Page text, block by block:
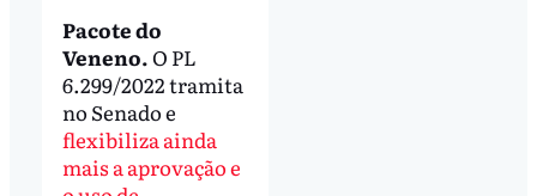
Pacote do
Veneno.O PL
6.299/2022 tramita
no Senado e
flexibiliza ainda
mais a aprovação e